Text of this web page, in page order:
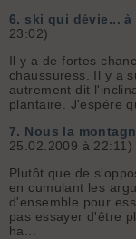
6. ski qui dévie... à
23:02)
Il y a de fortes
chaussuress. Il y a
autrement dit
plantaire. J'espère
7. Nous la
25.02.2009 à 22:11)
Plutôt que de
en cumulant les
d'ensemble pour
pas essayer d'être
ha...